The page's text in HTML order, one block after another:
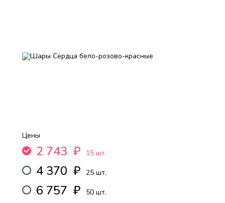
Цены
2 743 ₽ 15 шт.
4 370 ₽ 25 шт.
6 757 ₽
50 шт.